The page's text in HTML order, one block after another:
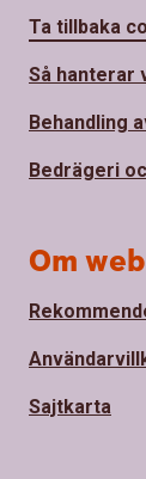
Ta tillbaka
Så hanterar
Behandling
Bedrägeri
Om
Sajtkarta